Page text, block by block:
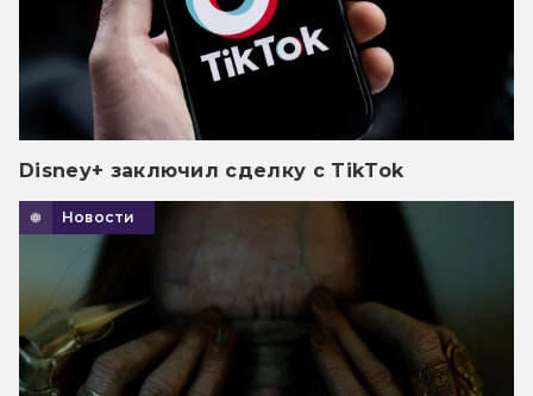
Disney+ заключил сделку с TikTok
Новости